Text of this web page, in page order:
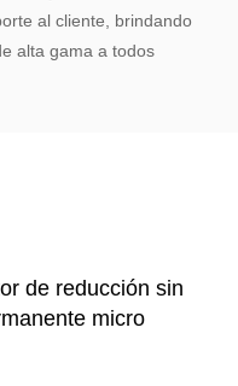
al cliente, brindando
alta gama a todos
de reducción sin
micro